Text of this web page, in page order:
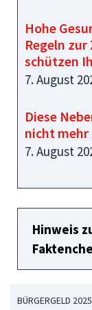
Hohe
Regeln
schützen
7. August
Diese
nicht mehr
7. August
Hinweis
BÜRGERGELD 2025